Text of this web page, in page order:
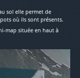
sol elle permet de
où ils sont présents.
map située en haut à